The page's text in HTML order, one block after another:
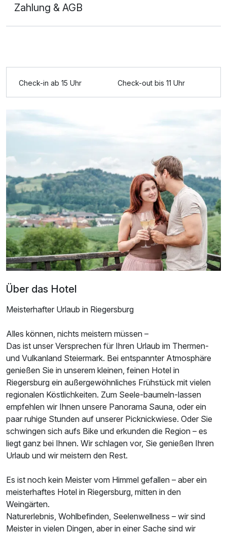
Für 3 Tage
Einzelzimmer
1 Erwachsenen und 1 Kind
Ausstattung
Zusatznächte
Für 3 Tage p.P. ab256,00 €
Zahlung & AGB
Check-in ab 15 Uhr Check-out bis 11 Uhr
Über das Hotel
Meisterhafter Urlaub in Riegersburg
Alles können, nichts meistern müssen –
Das ist unser Versprechen für Ihren Urlaub im Thermen-
und Vulkanland Steiermark. Bei entspannter Atmosphäre
genießen Sie in unserem kleinen, feinen Hotel in
Riegersburg ein außergewöhnliches Frühstück mit vielen
regionalen Köstlichkeiten. Zum Seele-baumeln-lassen
empfehlen wir Ihnen unsere Panorama Sauna, oder ein
paar ruhige Stunden auf unserer Picknickwiese. Oder Sie
schwingen sich aufs Bike und erkunden die Region – es
liegt ganz bei Ihnen. Wir schlagen vor, Sie genießen Ihren
Urlaub und wir meistern den Rest.
Es ist noch kein Meister vom Himmel gefallen – aber ein
meisterhaftes Hotel in Riegersburg, mitten in den
Weingärten.
Naturerlebnis, Wohlbefinden, Seelenwellness – wir sind
Meister in vielen Dingen, aber in einer Sache sind wir